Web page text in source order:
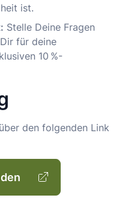
ist.
Stelle Deine Fragen
für deine
10 %-
den folgenden Link